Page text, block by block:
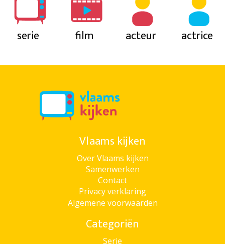
serie film acteur actrice
Vlaams kijken
Over Vlaams kijken
Samenwerken
Contact
Privacy verklaring
Algemene voorwaarden
Categoriën
Serie